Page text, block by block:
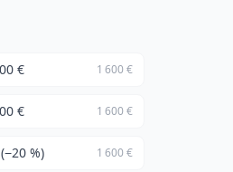
€ 1 600 €
€ 1 600 €
%) 1 600 €